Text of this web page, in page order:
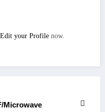
Edit your Profile now.
Microwave